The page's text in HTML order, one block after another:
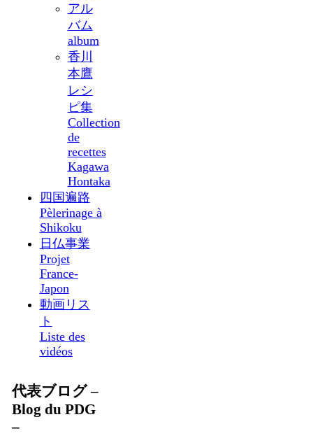
アル
バム
album
香川
本鷹
レシ
ピ集
Collection
de
recettes
Kagawa
Hontaka
四国遍路
Pèlerinage à
Shikoku
日仏事業
Projet
France-
Japon
動画リス
ト
Liste des
vidéos
代表ブログ –
Blog du PDG
–